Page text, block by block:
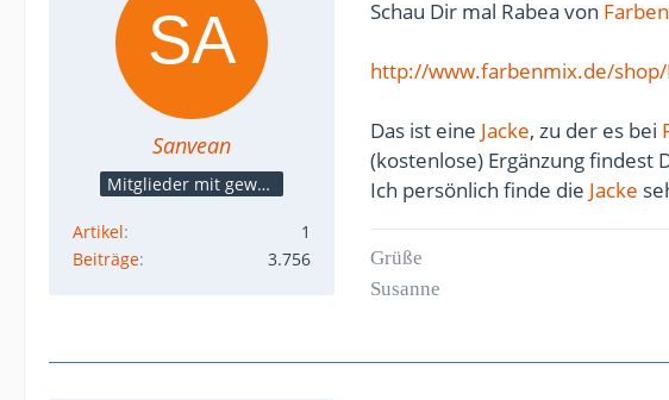
Sanvean
Mitglieder mit gewerblicher Verbindung, auch als Mitarbeiter/in
Artikel
1
Beiträge
3.756
Schau Dir mal Rabea von
http://www.farbenmix.de/
Das ist eine Jacke, zu der es bei
(kostenlose) Ergänzung findest
Ich persönlich finde die Jacke
Grüße
Susanne